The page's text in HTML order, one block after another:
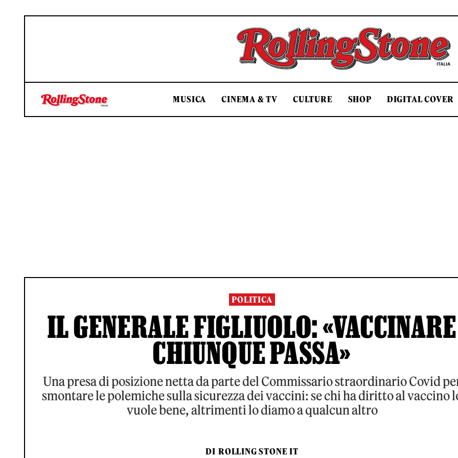
Rolling Stone Italia
MUSICA CINEMA & TV CULTURE SHOP DIGITAL COVER
POLITICA
IL GENERALE FIGLIUOLO: «VACCINARE
CHIUNQUE PASSA»
Una presa di posizione netta da parte del Commissario straordinario Covid
smontare le polemiche sulla sicurezza dei vaccini: se chi ha diritto al vaccino
vuole bene, altrimenti lo diamo a qualcun altro
DI ROLLING STONE IT